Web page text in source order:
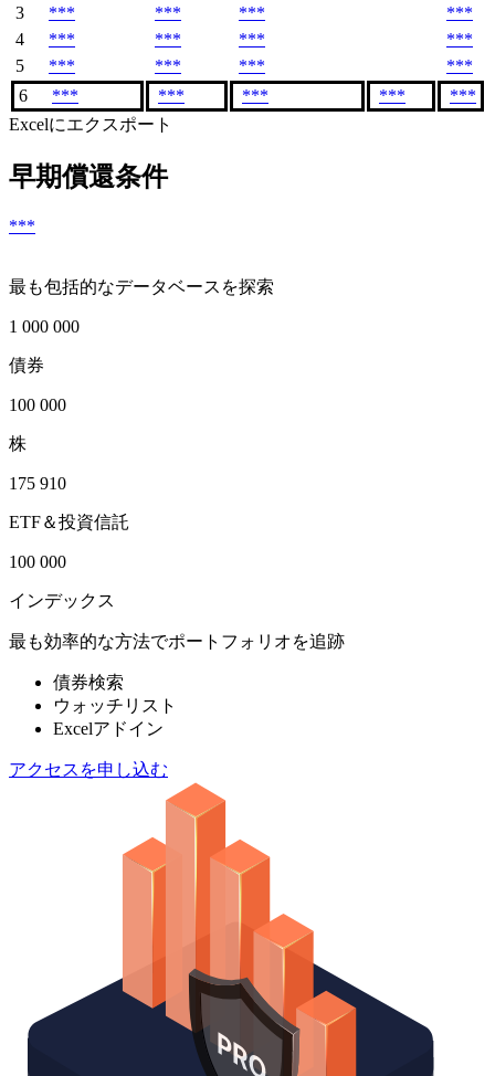
3
*** *** ***
***
4
*** *** ***
***
5
*** *** ***
***
6
*** *** *** ***
***
Excelにエクスポート
早期償還条件
***
最も包括的なデータベースを探索
1 000 000
債券
100 000
株
175 910
ETF＆投資信託
100 000
インデックス
最も効率的な方法でポートフォリオを追跡
債券検索
ウォッチリスト
Excelアドイン
アクセスを申し込む